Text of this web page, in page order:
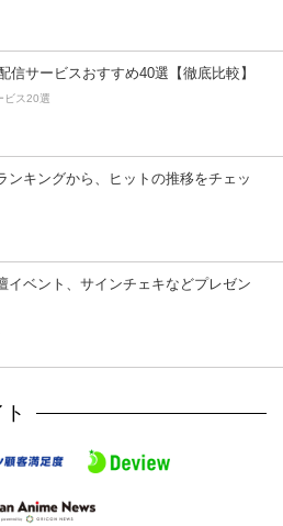
信サービスおすすめ40選【徹底比較】
ビス20選
ンキングから、ヒットの推移をチェッ
イベント、サインチェキなどプレゼン